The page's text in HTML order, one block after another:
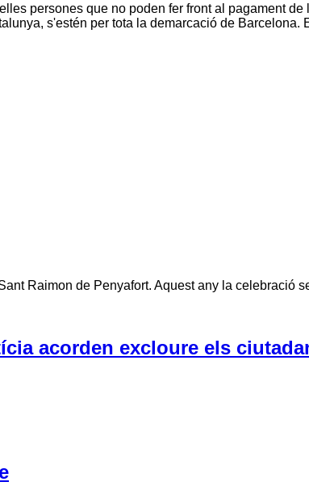
persones que no poden fer front al pagament
s'estén per tota la demarcació de Barcelona.
Raimon de Penyafort. Aquest any la celebració
acorden excloure els